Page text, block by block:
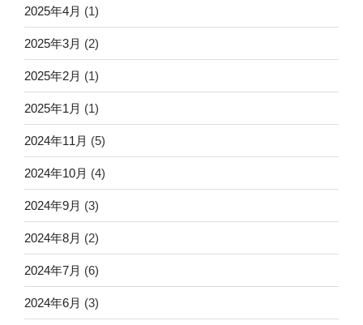
2025年4月 (1)
2025年3月 (2)
2025年2月 (1)
2025年1月 (1)
2024年11月 (5)
2024年10月 (4)
2024年9月 (3)
2024年8月 (2)
2024年7月 (6)
2024年6月 (3)